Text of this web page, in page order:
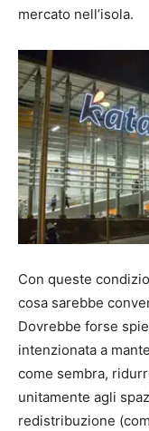
mercato nell’isola.
Con queste
cosa sarebbe
Dovrebbe forse
intenzionata a
come sembra,
unitamente agli
redistribuzione